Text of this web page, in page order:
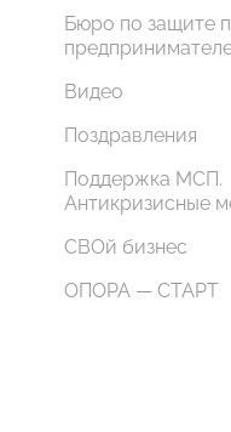
Бюро по защите
Видео
Поздравления
Поддержка МСП.
Антикризисные
СВОй бизнес
ОПОРА — СТАРТ